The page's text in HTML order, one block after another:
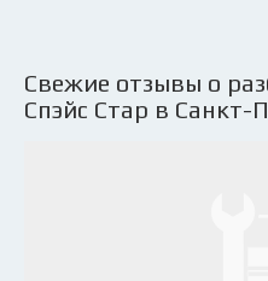
Свежие отзывы о
Спэйс Стар в Санкт-